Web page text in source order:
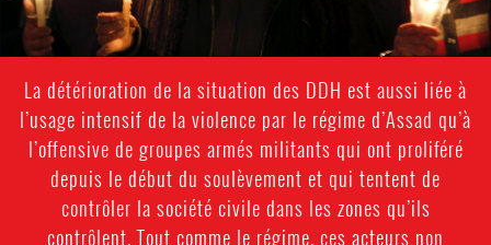
La détérioration de la situation des DDH est aussi liée à
l’usage intensif de la violence par le régime d’Assad qu’à
l’offensive de groupes armés militants qui ont proliféré
depuis le début du soulèvement et qui tentent de
contrôler la société civile dans les zones qu’ils
contrôlent. Tout comme le régime, ces acteurs non